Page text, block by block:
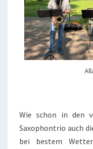
Wie schon in den
Saxophontrio auch
bei bestem